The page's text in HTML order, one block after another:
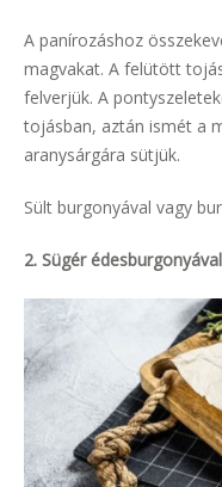
A panírozáshoz
magvakat. A felütött
felverjük. A
tojásban, aztán ismét a
aranysárgára sütjük.
Sült burgonyával vagy
2. Sügér édesburgonyával